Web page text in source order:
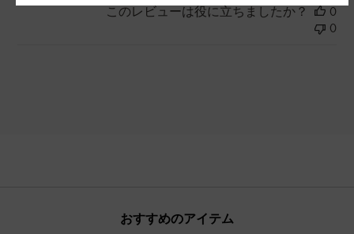
このレビューは役に立ちましたか？
0
0
おすすめのアイテム